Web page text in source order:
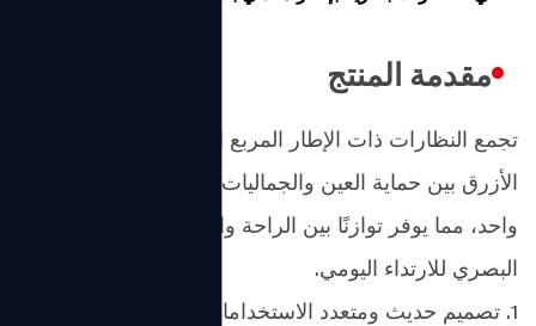
مقدمة المنتج
تجمع النظارات ذات الإطار المربع الخفيف للجنسين باللون
الأزرق بين حماية العين والجماليات الحديثة في تصميم
واحد، مما يوفر توازنًا بين الراحة والمتانة والوضوح
البصري للارتداء اليومي.
1. تصميم حديث ومتعدد الاستخدامات